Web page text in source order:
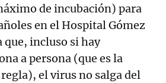
de incubación) para
en el Hospital Gómez
que, incluso si hay
a persona (que es la
el virus no salga del